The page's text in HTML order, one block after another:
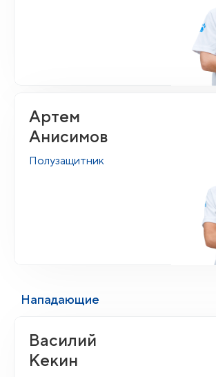
Артем
Анисимов
Полузащитник
Нападающие
Василий
Кекин